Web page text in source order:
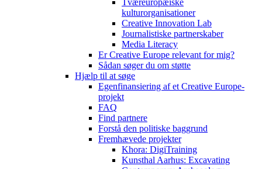
Tværeuropæiske
kulturorganisationer
Creative Innovation Lab
Journalistiske partnerskaber
Media Literacy
Er Creative Europe relevant for mig?
Sådan søger du om støtte
Hjælp til at søge
Egenfinansiering af et Creative Europe-
projekt
FAQ
Find partnere
Forstå den politiske baggrund
Fremhævede projekter
Khora: DigiTraining
Kunsthal Aarhus: Excavating